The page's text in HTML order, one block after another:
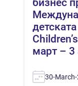
март – 3
30-